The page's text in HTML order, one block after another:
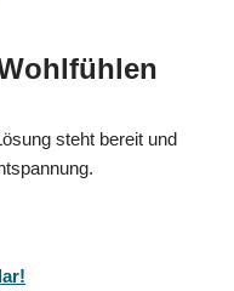
steht bereit und